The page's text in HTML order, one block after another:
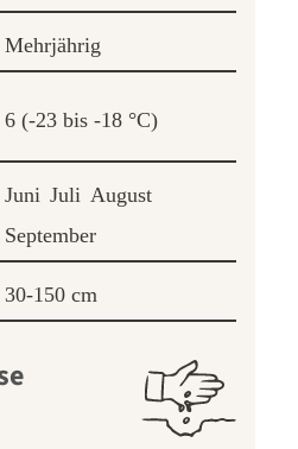
Mehrjährig
6 (-23 bis -18 °C)
Juni Juli August
September
30-150 cm